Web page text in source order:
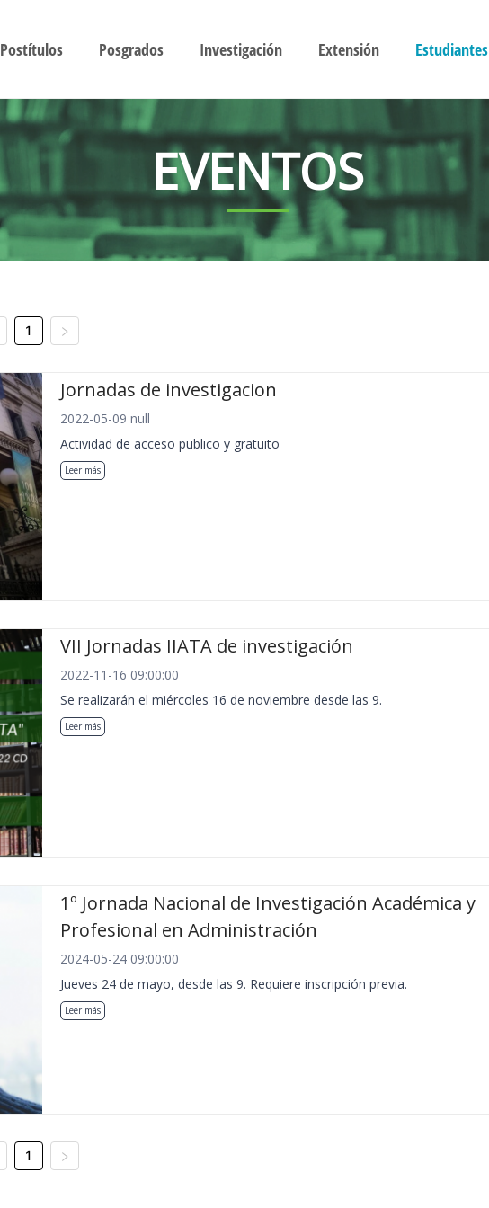
Postítulos Posgrados Investigación Extensión Estudiantes
EVENTOS
1
Jornadas de investigacion
2022-05-09 null
Actividad de acceso publico y gratuito
Leer más
VII Jornadas IIATA de investigación
2022-11-16 09:00:00
Se realizarán el miércoles 16 de noviembre desde las 9.
Leer más
1º Jornada Nacional de Investigación Académica y
Profesional en Administración
2024-05-24 09:00:00
Jueves 24 de mayo, desde las 9. Requiere inscripción previa.
Leer más
1